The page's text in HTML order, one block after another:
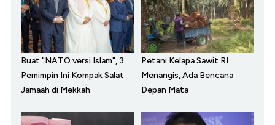
Buat "NATO versi Islam", 3
Pemimpin Ini Kompak Salat
Jamaah di Mekkah
Petani Kelapa Sawit RI
Menangis, Ada Bencana
Depan Mata